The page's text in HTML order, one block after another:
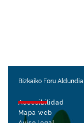
Bizkaiko Foru Aldundia
Accesibilidad
Mapa web